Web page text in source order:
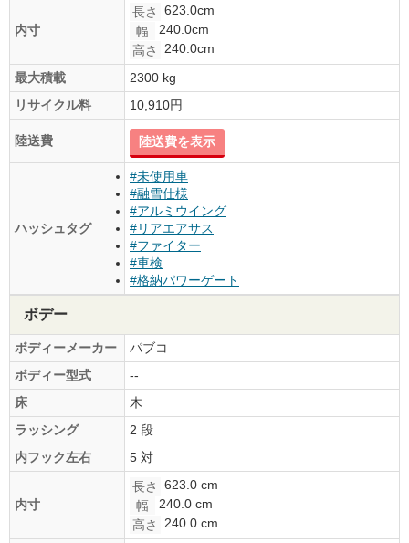
内寸
長さ
623.0cm
幅
240.0cm
高さ
240.0cm
最大積載
2300 kg
リサイクル料
10,910円
陸送費 陸送費を表示
ハッシュタグ
#未使用車
#融雪仕様
#アルミウイング
#リアエアサス
#ファイター
#車検
#格納パワーゲート
ボデー
ボディーメーカー
パブコ
ボディー型式
--
床
木
ラッシング
2 段
内フック左右
5 対
内寸
長さ
623.0 cm
幅
240.0 cm
高さ
240.0 cm